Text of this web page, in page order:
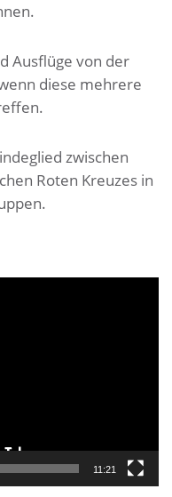
Ausflüge von der
diese mehrere
zwischen
Roten Kreuzes in
11:21